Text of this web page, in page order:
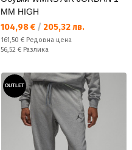
MM HIGH
Текуща цена:
104,98 € / 205,32 лв.
Редовна цена:
161,50 € Редовна цена
Спестявате:
56,52 € Разлика
OUTLET